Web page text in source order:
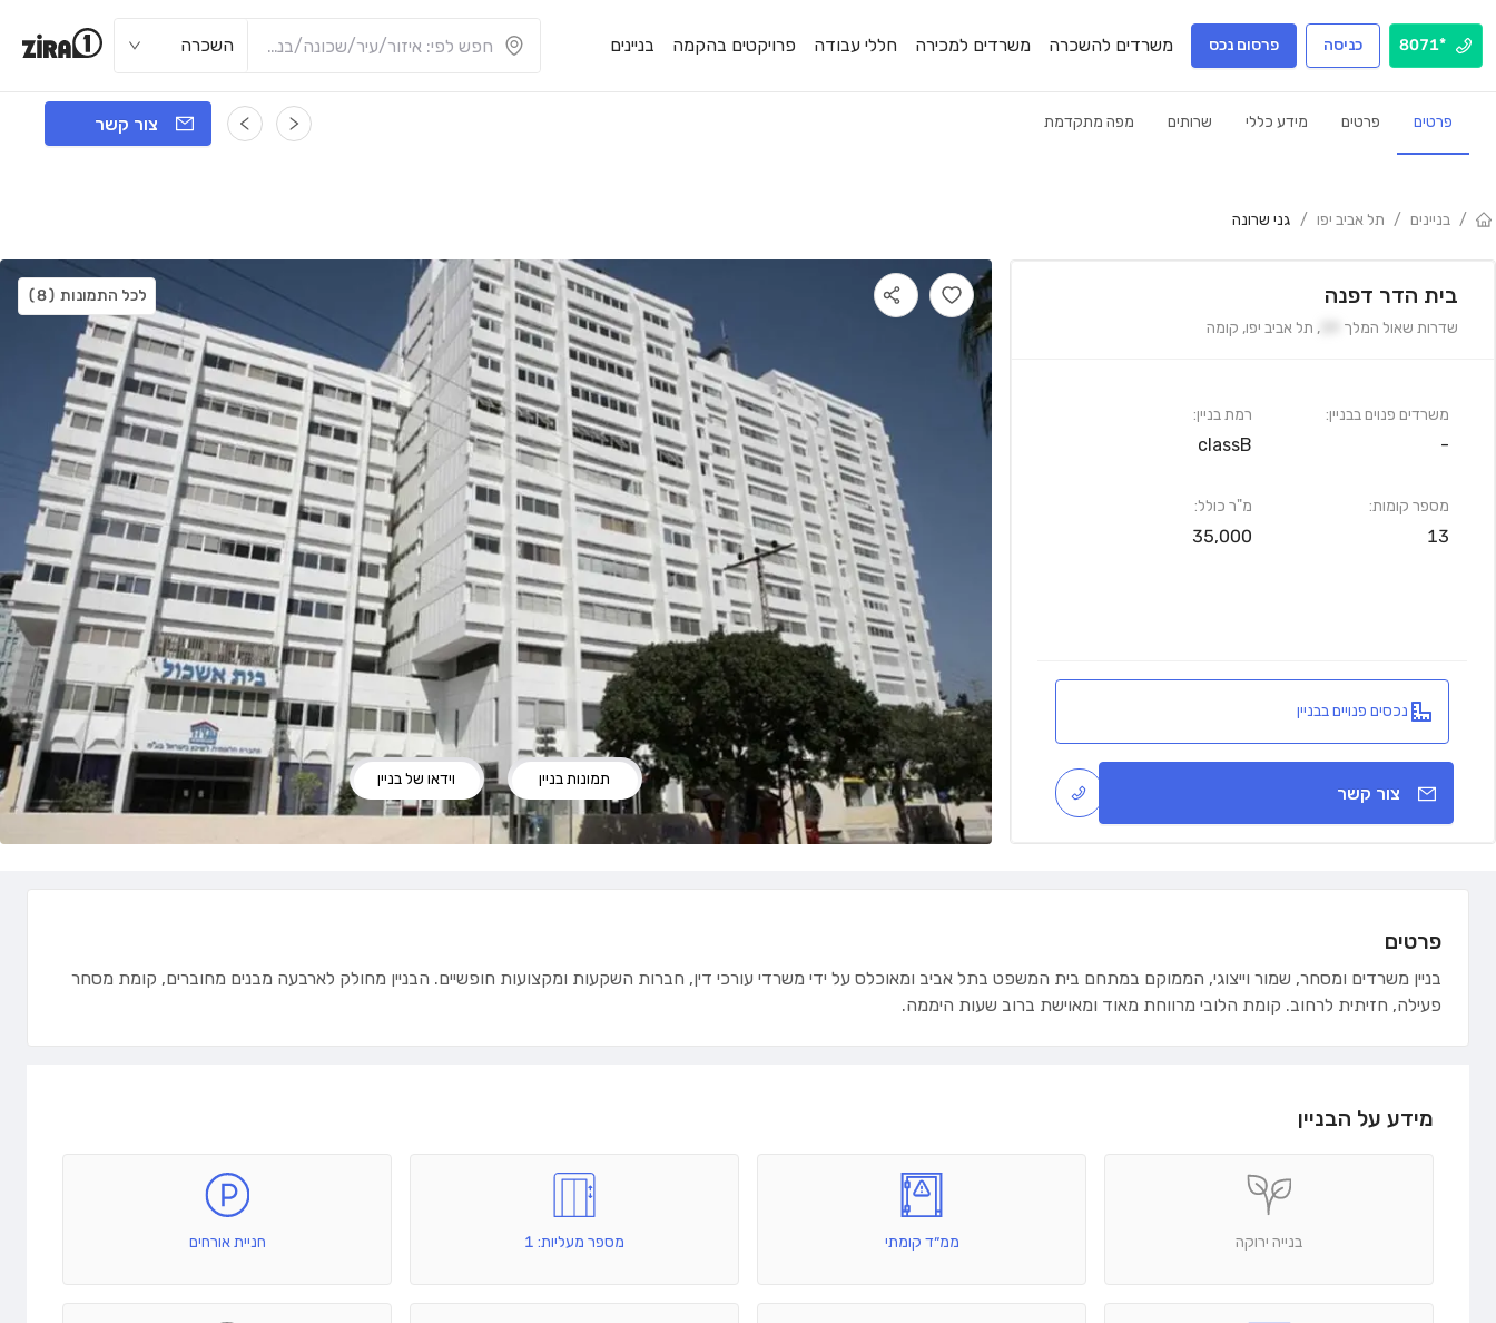
*8071 כניסה פרסום נכס משרדים להשכרה משרדים למכירה חללי עבודה פרויקטים בהקמה בניינים השכרה
פרטים פרטים מידע כללי שרותים מפה מתקדמת צור קשר
/ בניינים / תל אביב יפו / גני שרונה
בית הדר דפנה
שדרות שאול המלך , תל אביב יפו, קומה
משרדים פנוים בבניין:
-
מספר קומות:
13
רמת בניין:
classB
מ"ר כולל:
35,000
נכסים פנויים בבניין
צור קשר
תמונות בניין וידאו של בניין
לכל התמונות (8)
פרטים
בניין משרדים ומסחר, שמור וייצוגי, הממוקם במתחם בית המשפט בתל אביב ומאוכלס על ידי משרדי עורכי דין, חברות השקעות ומקצועות חופשיים. הבניין מחולק לארבעה מבנים מחוברים, קומת מסחר
פעילה, חזיתית לרחוב. קומת הלובי מרווחת מאוד ומאוישת ברוב שעות היממה.
מידע על הבניין
בנייה ירוקה ממ״ד קומתי מספר מעליות: 1 חניית אורחים